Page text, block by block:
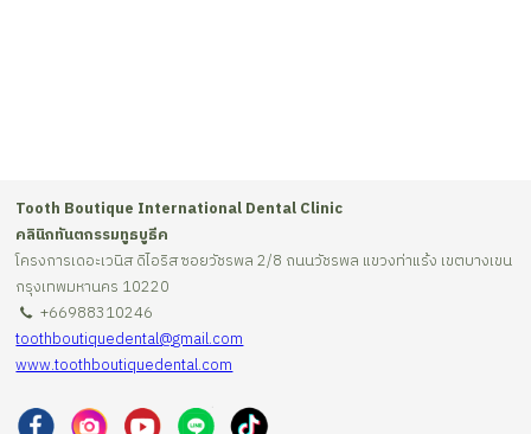
Tooth Boutique International Dental Clinic
คลินิกทันตกรรมทูธบูธีค
โครงการเดอะเวนิส ดิไอริส ซอยวัชรพล 2/8 ถนนวัชรพล แขวงท่าแร้ง เขตบางเขน
กรุงเทพมหานคร 10220
+66988310246
toothboutiquedental@gmail.com
www.toothboutiquedental.com